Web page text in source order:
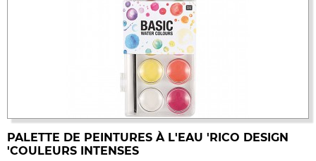
PALETTE DE PEINTURES À L'EAU 'RICO DESIGN
'COULEURS INTENSES